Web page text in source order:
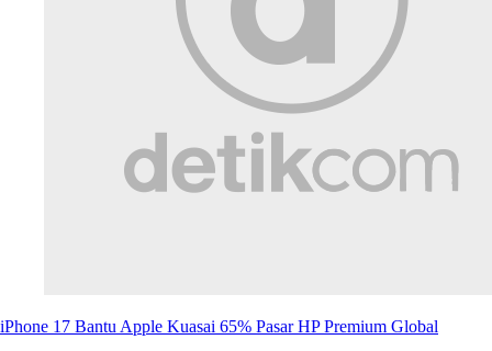
iPhone 17 Bantu Apple Kuasai 65% Pasar HP Premium Global